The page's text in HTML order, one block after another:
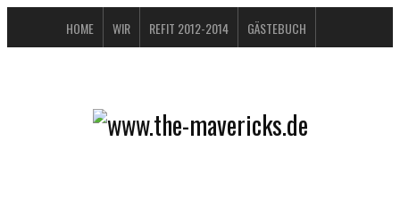
HOME WIR REFIT 2012-2014 GÄSTEBUCH
DATENSCHUTZERKLÄRUNG